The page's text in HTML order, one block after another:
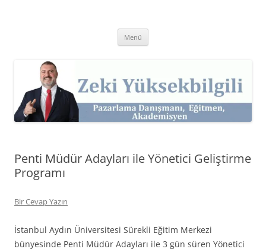
Kişisel Web Sitesi.
Menü
Penti Müdür Adayları ile Yönetici Geliştirme
Programı
Bir Cevap Yazın
İstanbul Aydın Üniversitesi Sürekli Eğitim Merkezi
bünyesinde Penti Müdür Adayları ile 3 gün süren Yönetici